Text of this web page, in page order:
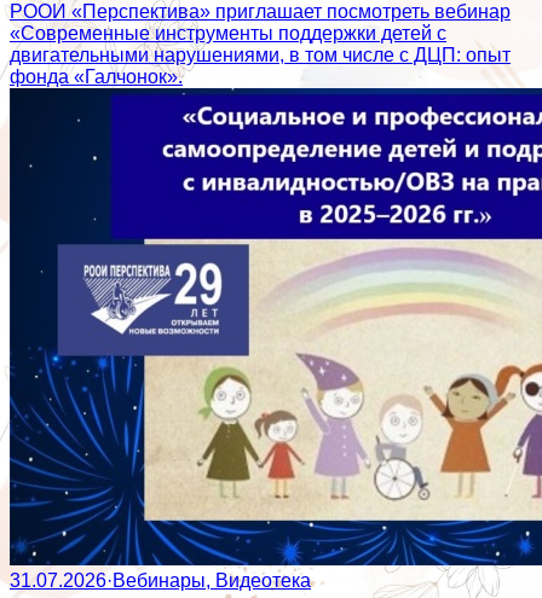
РООИ «Перспектива» приглашает посмотреть вебинар
«Современные инструменты поддержки детей с
двигательными нарушениями, в том числе с ДЦП: опыт
фонда «Галчонок».
31.07.2026·Вебинары, Видеотека